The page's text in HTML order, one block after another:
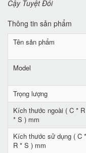
Thông tin sản phẩm
Tên sản phẩm
Model
Trọng lượng
Kích thước ngoài ( C * R
* S ) mm
Kích thước sử dụng ( C *
R * S ) mm